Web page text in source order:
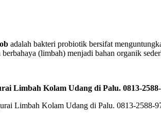
adalah bakteri probiotik bersifat
(limbah) menjadi bahan organik
Limbah Kolam Udang di Palu. 0813-